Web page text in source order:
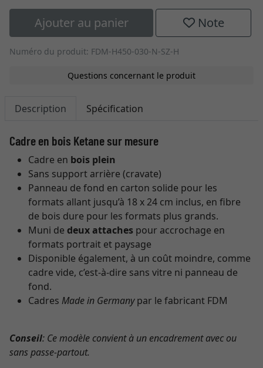
Ajouter au panier Note
Numéro du produit: FDM-H450-030-N-SZ-H
Questions concernant le produit
Description Spécification
Cadre en bois Ketane sur mesure
Cadre en bois plein
Sans support arrière (cravate)
Panneau de fond en carton solide pour les
formats allant jusqu’à 18 x 24 cm inclus, en fibre
de bois dure pour les formats plus grands.
Muni de deux attaches pour accrochage en
formats portrait et paysage
Disponible également, à un coût moindre, comme
cadre vide, c’est-à-dire sans vitre ni panneau de
fond.
Cadres Made in Germanypar le fabricant FDM
Conseil: Ce modèle convient à un encadrement avec ou
sans passe-partout.